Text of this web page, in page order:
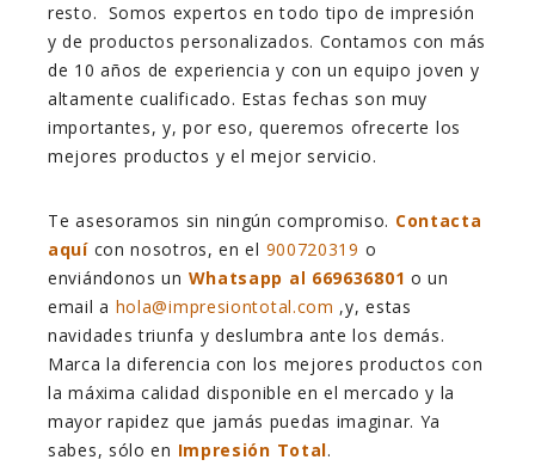
resto. Somos expertos en todo tipo de impresión
y de productos personalizados. Contamos con más
de 10 años de experiencia y con un equipo joven y
altamente cualificado. Estas fechas son muy
importantes, y, por eso, queremos ofrecerte los
mejores productos y el mejor servicio.
Te asesoramos sin ningún compromiso. Contacta
aquícon nosotros, en el 900720319 o
enviándonos un Whatsapp al 669636801 o un
email a hola@impresiontotal.com ,y, estas
navidades triunfa y deslumbra ante los demás.
Marca la diferencia con los mejores productos con
la máxima calidad disponible en el mercado y la
mayor rapidez que jamás puedas imaginar. Ya
sabes, sólo en Impresión Total.